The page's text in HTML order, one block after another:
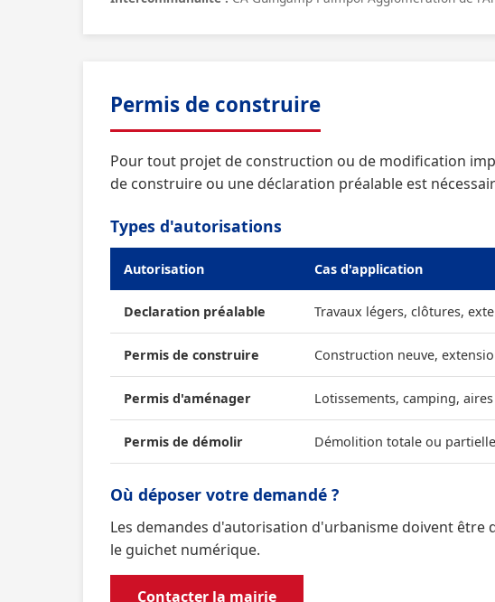
Permis de construire
Pour tout projet de construction ou de modification
de construire ou une déclaration préalable est
Types d'autorisations
Autorisation Cas d'application
Declaration préalable Travaux légers, clôtures,
Permis de construire Construction neuve,
Permis d'aménager Lotissements, camping,
Permis de démolir Démolition totale ou partielle
Où déposer votre demandé ?
Les demandes d'autorisation d'urbanisme doivent être
le guichet numérique.
Contacter la mairie